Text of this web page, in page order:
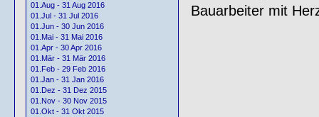
01.Aug - 31 Aug 2016
01.Jul - 31 Jul 2016
01.Jun - 30 Jun 2016
01.Mai - 31 Mai 2016
01.Apr - 30 Apr 2016
01.Mär - 31 Mär 2016
01.Feb - 29 Feb 2016
01.Jan - 31 Jan 2016
01.Dez - 31 Dez 2015
01.Nov - 30 Nov 2015
01.Okt - 31 Okt 2015
Bauarbeiter mit